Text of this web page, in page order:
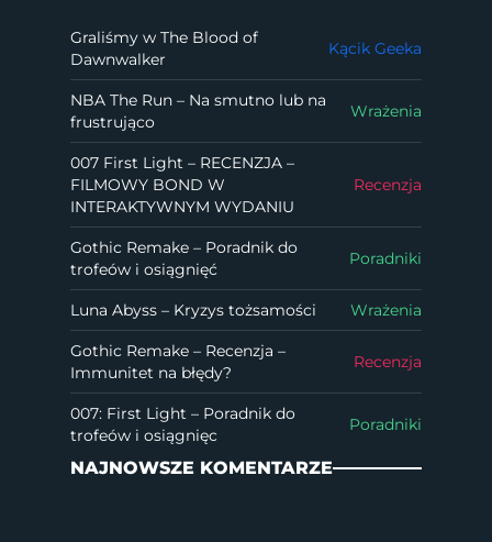
Graliśmy w The Blood of
Dawnwalker
Kącik Geeka
NBA The Run – Na smutno lub na
frustrująco
Wrażenia
007 First Light – RECENZJA –
FILMOWY BOND W
INTERAKTYWNYM WYDANIU
Recenzja
Gothic Remake – Poradnik do
trofeów i osiągnięć
Poradniki
Luna Abyss – Kryzys tożsamości Wrażenia
Gothic Remake – Recenzja –
Immunitet na błędy?
Recenzja
007: First Light – Poradnik do
trofeów i osiągnięc
Poradniki
NAJNOWSZE KOMENTARZE